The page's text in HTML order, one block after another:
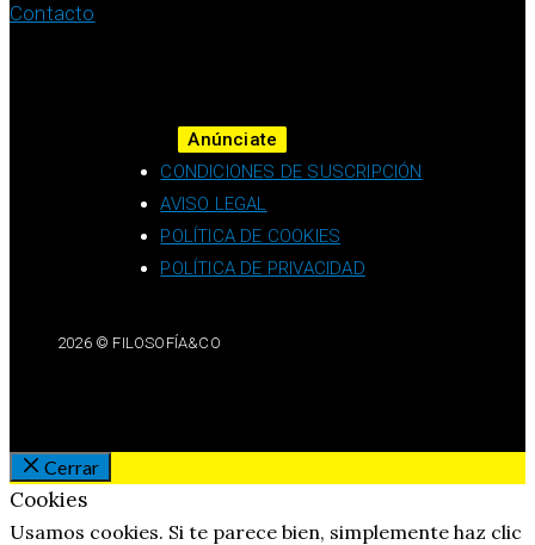
Contacto
Anúnciate
CONDICIONES DE SUSCRIPCIÓN
AVISO LEGAL
POLÍTICA DE COOKIES
POLÍTICA DE PRIVACIDAD
2026 © FILOSOFÍA&CO
Cerrar
Cookies
Usamos cookies. Si te parece bien, simplemente haz clic